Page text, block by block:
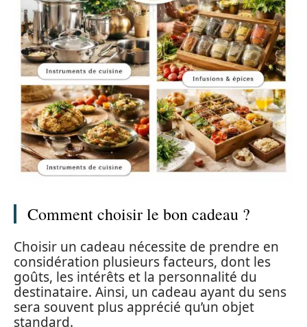
Comment choisir le bon cadeau ?
Choisir un cadeau nécessite de prendre en
considération plusieurs facteurs, dont les
goûts, les intérêts et la personnalité du
destinataire. Ainsi, un cadeau ayant du sens
sera souvent plus apprécié qu’un objet
standard.